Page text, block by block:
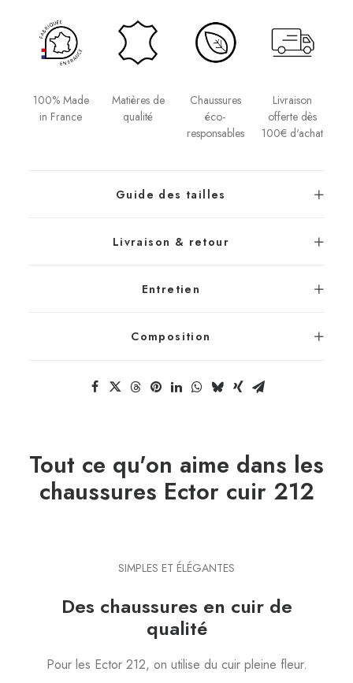
100% Made
in France
Matières de
qualité
Chaussures
éco-
responsables
Livraison
offerte dès
100€ d'achat
Guide des tailles
Livraison & retour
Entretien
Composition
Tout ce qu'on aime dans les
chaussures Ector cuir 212
SIMPLES ET ÉLÉGANTES
Des chaussures en cuir de
qualité
Pour les Ector 212, on utilise du cuir pleine fleur.